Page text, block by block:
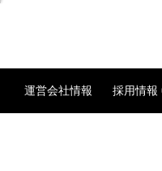
運営会社情報 採用情報